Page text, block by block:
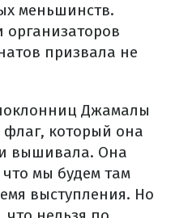
меньшинств.
призвала не
Джамалы
который она
вышивала. Она
мы будем там
выступления. Но